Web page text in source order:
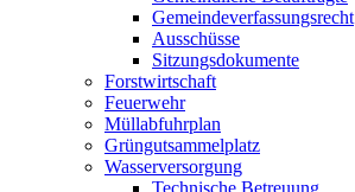
Gemeindeverfassungsrecht
Ausschüsse
Sitzungsdokumente
Forstwirtschaft
Feuerwehr
Müllabfuhrplan
Grüngutsammelplatz
Wasserversorgung
Technische Betreuung